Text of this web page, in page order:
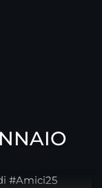
#Amici25